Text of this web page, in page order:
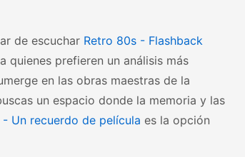
de escuchar Retro 80s - Flashback
quienes prefieren un análisis más
en las obras maestras de la
un espacio donde la memoria y las
Un recuerdo de película es la opción